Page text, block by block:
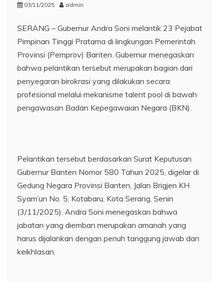
03/11/2025 admin
SERANG – Gubernur Andra Soni melantik 23 Pejabat
Pimpinan Tinggi Pratama di lingkungan Pemerintah
Provinsi (Pemprov) Banten. Gubernur menegaskan
bahwa pelantikan tersebut merupakan bagian dari
penyegaran birokrasi yang dilakukan secara
profesional melalui mekanisme talent pool di bawah
pengawasan Badan Kepegawaian Negara (BKN).
Pelantikan tersebut berdasarkan Surat Keputusan
Gubernur Banten Nomor 580 Tahun 2025, digelar di
Gedung Negara Provinsi Banten, Jalan Brigjen KH
Syam’un No. 5, Kotabaru, Kota Serang, Senin
(3/11/2025). Andra Soni menegaskan bahwa
jabatan yang diemban merupakan amanah yang
harus dijalankan dengan penuh tanggung jawab dan
keikhlasan.